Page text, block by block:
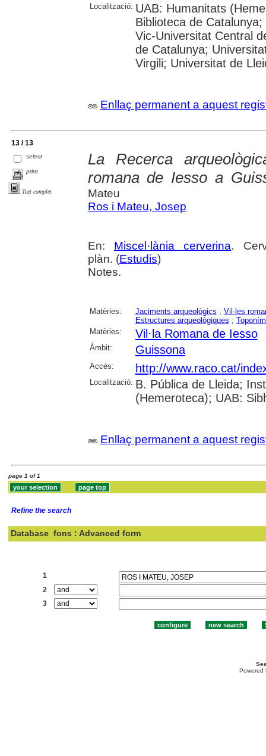
Localització: UAB: Humanitats
Biblioteca de
Vic-Universitat Central
de Catalunya;
Virgili; Universitat de
Enllaç permanent a aquest
13 / 13
select
print
Text complet
La Recerca
romana de Iesso a
Mateu
Ros i Mateu, Josep
En: Miscel·lània cerverina.
plàn. (Estudis)
Notes.
Matèries: Jaciments arqueològics ; Vil·les
Estructures arqueològiques ;
Matèries:
Vil·la Romana de Iesso
Àmbit: Guissona
Accés: http://www.raco.cat/
Localització: B. Pública de Lleida;
(Hemeroteca); UAB:
Enllaç permanent a aquest
page 1 of 1
Refine the search
Database fons : Advanced form
1
2
3
Powered